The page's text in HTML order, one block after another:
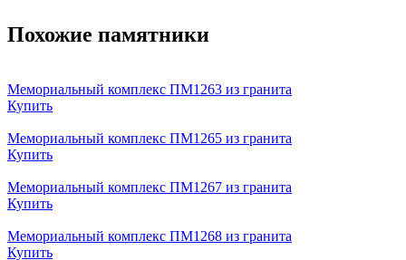
Похожие памятники
Мемориальный комплекс ПМ1263 из гранита
Купить
Мемориальный комплекс ПМ1265 из гранита
Купить
Мемориальный комплекс ПМ1267 из гранита
Купить
Мемориальный комплекс ПМ1268 из гранита
Купить